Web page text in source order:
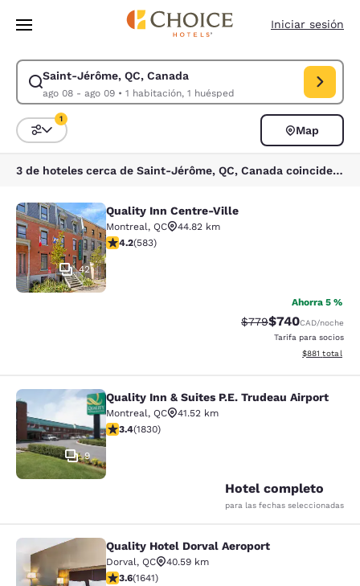
Pasar A Contenido Principal
Iniciar sesión
Saint-Jérôme, QC, Canada
ago 08 - ago 09• 1 habitación, 1 huésped
Modificar la búsqueda de Saint-Jérôme, QC, Canada. Fecha de
Ordenar y filtrar
1
Map
3 de hoteles cerca de Saint-Jérôme, QC, Canada coinciden con tus filtros
Quality Inn Centre-Ville
42
Quality Inn Centre-Ville
Montreal, QC
44.82 km
calificación de 4.16 estrellas. Muy bueno. 583 reseñas
4.2(583)
Ahorra 5 %
Precio tachado:
$779Precio con
$740CAD/noche
Tarifa para socios
Ver detalles
$881 total
Quality Inn & Suites P.E. Trudeau
9
Quality Inn & Suites P.E. Trudeau Airport
Montreal, QC
41.52 km
calificación de 3.38 estrellas. Bueno. 1830 reseñas
3.4(1830)
Hotel completo
para las fechas seleccionadas
Quality Hotel Dorval Aeroport
Quality Hotel Dorval Aeroport
Dorval, QC
40.59 km
calificación de 3.63 estrellas. Bueno. 1641 reseñas
3.6(1641)